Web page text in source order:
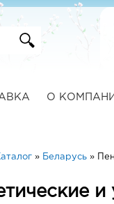
О
» Беларусь »